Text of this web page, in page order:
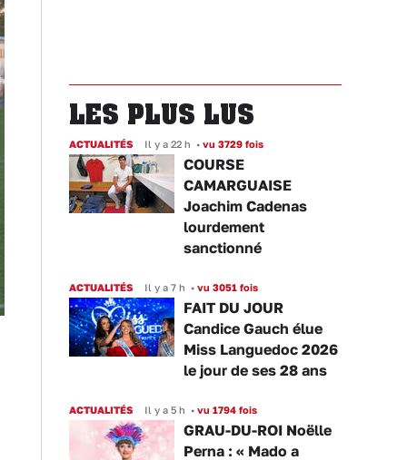
LES PLUS LUS
ACTUALITÉS Il y a 22 h • vu 3729 fois
COURSE
CAMARGUAISE
Joachim Cadenas
lourdement
sanctionné
ACTUALITÉS Il y a 7 h • vu 3051 fois
FAIT DU JOUR
Candice Gauch élue
Miss Languedoc 2026
le jour de ses 28 ans
ACTUALITÉS Il y a 5 h • vu 1794 fois
GRAU-DU-ROI Noëlle
Perna : « Mado a